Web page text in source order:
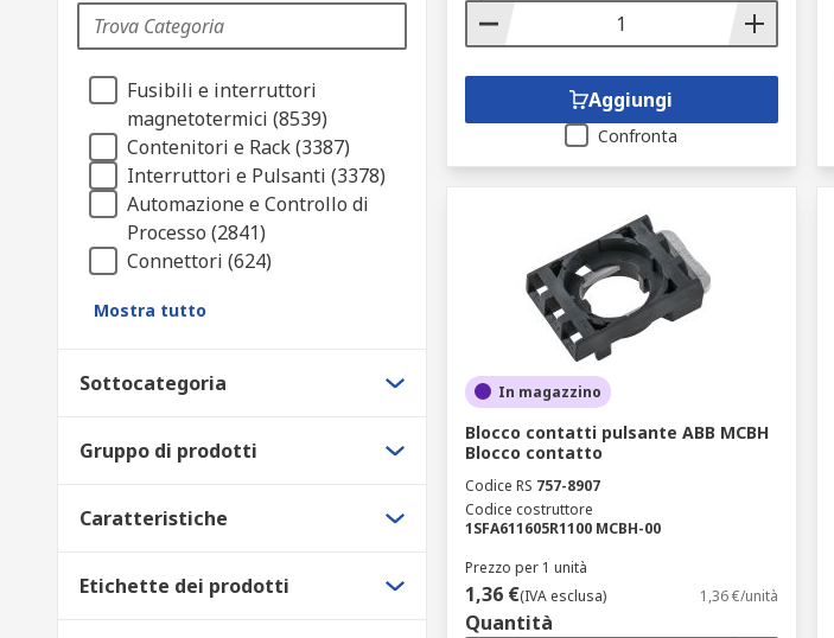
Fusibili e interruttori
magnetotermici (8539)
Contenitori e Rack (3387)
Interruttori e Pulsanti (3378)
Automazione e Controllo di
Processo (2841)
Connettori (624)
Mostra tutto
Sottocategoria
Gruppo di prodotti
Caratteristiche
Etichette dei prodotti
Aggiungi
Confronta
In magazzino
Blocco contatti pulsante ABB MCBH
Blocco contatto
Codice RS 757-8907
Codice costruttore
1SFA611605R1100 MCBH-00
Prezzo per 1 unità
1,36 €(IVA esclusa) 1,36 €/unità
Quantità